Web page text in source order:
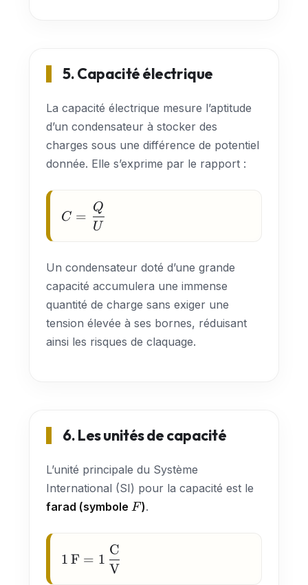
5. Capacité électrique
La capacité électrique mesure l’aptitude
d’un condensateur à stocker des
charges sous une différence de potentiel
donnée. Elle s’exprime par le rapport :
C =
\dfrac{Q}
C =
U
Q
Un condensateur doté d’une grande
capacité accumulera une immense
quantité de charge sans exiger une
tension élevée à ses bornes, réduisant
ainsi les risques de claquage.
6. Les unités de capacité
L’unité principale du Système
International (SI) pour la capacité est le
farad (symbole F
F).
1\,\text{F} =
1\,\dfrac{\text{C}}
1 F = 1
V
C